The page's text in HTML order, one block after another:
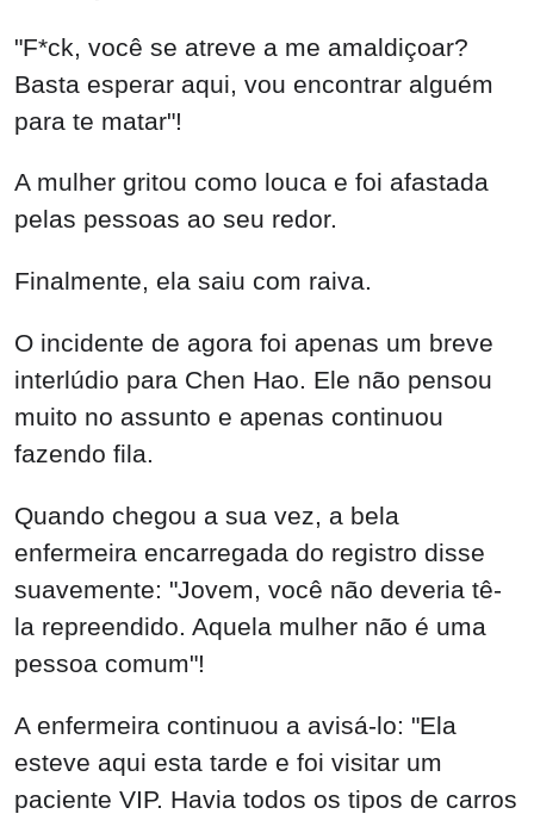
"F*ck, você se atreve a me amaldiçoar?
Basta esperar aqui, vou encontrar alguém
para te matar"!
A mulher gritou como louca e foi afastada
pelas pessoas ao seu redor.
Finalmente, ela saiu com raiva.
O incidente de agora foi apenas um breve
interlúdio para Chen Hao. Ele não pensou
muito no assunto e apenas continuou
fazendo fila.
Quando chegou a sua vez, a bela
enfermeira encarregada do registro disse
suavemente: "Jovem, você não deveria tê-
la repreendido. Aquela mulher não é uma
pessoa comum"!
A enfermeira continuou a avisá-lo: "Ela
esteve aqui esta tarde e foi visitar um
paciente VIP. Havia todos os tipos de carros